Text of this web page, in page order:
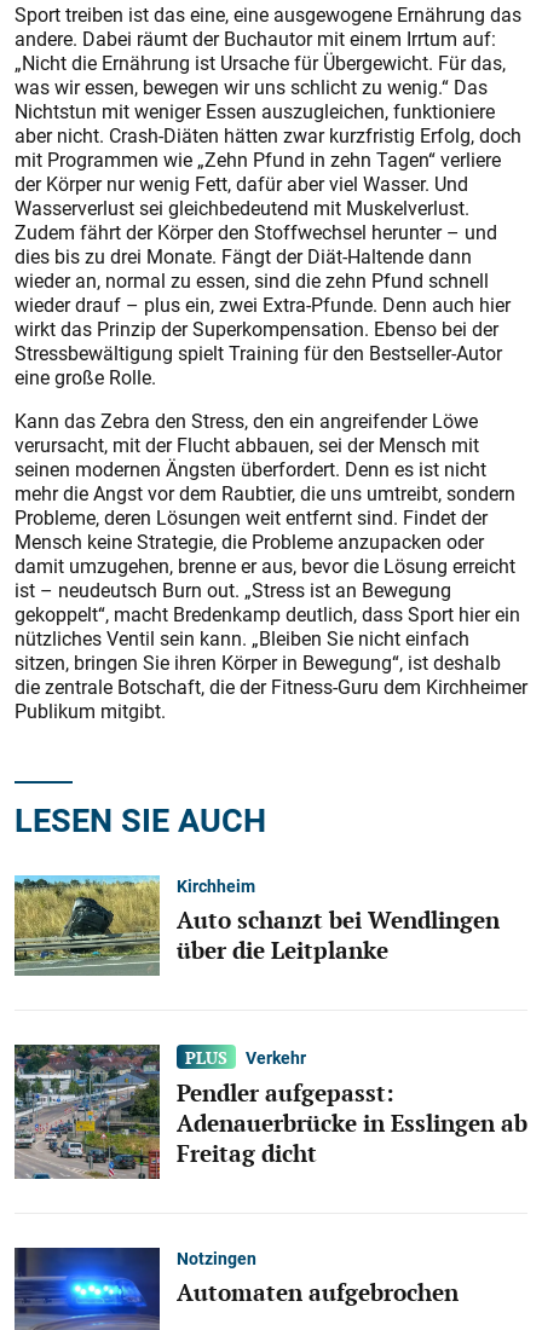
Sport treiben ist das eine, eine ausgewogene Ernährung das
andere. Dabei räumt der Buchautor mit einem Irrtum auf:
„Nicht die Ernährung ist Ursache für Übergewicht. Für das,
was wir essen, bewegen wir uns schlicht zu wenig.“ Das
Nichtstun mit weniger Essen auszugleichen, funk­tioniere
aber nicht. Crash-Diäten hätten zwar kurzfristig Erfolg, doch
mit Programmen wie „Zehn Pfund in zehn Tagen“ verliere
der Körper nur wenig Fett, dafür aber viel Wasser. Und
Wasserverlust sei gleichbedeutend mit Muskelverlust.
Zudem fährt der Körper den Stoffwechsel herunter – und
dies bis zu drei Monate. Fängt der Diät-Haltende dann
wieder an, normal zu essen, sind die zehn Pfund schnell
wieder drauf – plus ein, zwei Extra-Pfunde. Denn auch hier
wirkt das Prinzip der Superkompensation. Ebenso bei der
Stressbewältigung spielt Training für den Bestseller-Autor
eine große Rolle.
Kann das Zebra den Stress, den ein angreifender Löwe
verursacht, mit der Flucht abbauen, sei der Mensch mit
seinen modernen Ängsten überfordert. Denn es ist nicht
mehr die Angst vor dem Raubtier, die uns umtreibt, sondern
Probleme, deren Lösungen weit entfernt sind. Findet der
Mensch keine Strategie, die Probleme anzupacken oder
damit umzugehen, brenne er aus, bevor die Lösung erreicht
ist – neudeutsch Burn out. „Stress ist an Bewegung
gekoppelt“, macht Bredenkamp deutlich, dass Sport hier ein
nützliches Ventil sein kann. „Bleiben Sie nicht einfach
sitzen, bringen Sie ihren Körper in Bewegung“, ist deshalb
die zentrale Botschaft, die der Fitness-Guru dem Kirchheimer
Publikum mitgibt.
LESEN SIE AUCH
Kirchheim
Auto schanzt bei Wendlingen
über die Leitplanke
Verkehr
Pendler aufgepasst:
Adenauerbrücke in Esslingen ab
Freitag dicht
Notzingen
Automaten aufgebrochen